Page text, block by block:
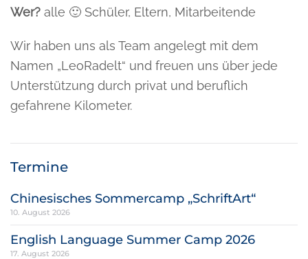
Wer? alle 🙂 Schüler, Eltern, Mitarbeitende
Wir haben uns als Team angelegt mit dem
Namen „LeoRadelt“ und freuen uns über jede
Unterstützung durch privat und beruflich
gefahrene Kilometer.
Termine
Chinesisches Sommercamp „SchriftArt“
10. August 2026
English Language Summer Camp 2026
17. August 2026